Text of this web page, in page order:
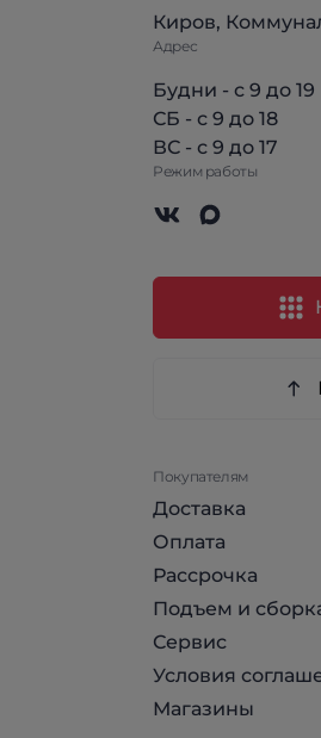
Киров,
Адрес
Будни - с 9 до 19
СБ - с 9 до 18
ВС - с 9 до 17
Режим работы
Покупателям
Доставка
Оплата
Рассрочка
Подъем и
Сервис
Условия
Магазины